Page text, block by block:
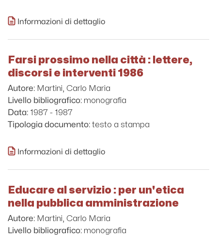
Informazioni di dettaglio
Farsi prossimo nella città : lettere,
discorsi e interventi 1986
Autore: Martini, Carlo Maria
Livello bibliografico: monografia
Data: 1987 - 1987
Tipologia documento: testo a stampa
Informazioni di dettaglio
Educare al servizio : per un'etica
nella pubblica amministrazione
Autore: Martini, Carlo Maria
Livello bibliografico: monografia